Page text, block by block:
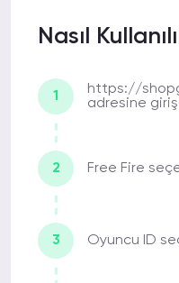
Destek ekibi
Bu ekip
kısa zamanda
Tüm desteğiniz
ederim. Buradan
Nasıl
1
https://
adresine
2 Free Fire
3 Oyuncu ID